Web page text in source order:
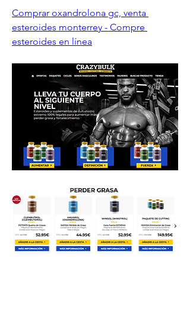
Comprar oxandrolona gc, venta
esteroides monterrey - Compre
esteroides en línea